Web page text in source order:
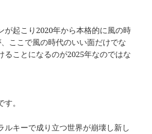
が起こり2020年から本格的に風の時
ここで風の時代のいい面だけでな
ることになるのが2025年なのではな
。
ルキーで成り立つ世界が崩壊し新し